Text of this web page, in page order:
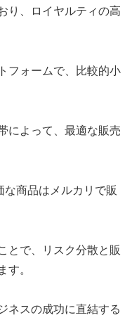
り、ロイヤルティの高
フォームで、比較的小
によって、最適な販売
商品はメルカリで販
とで、リスク分散と販
す。
ネスの成功に直結する